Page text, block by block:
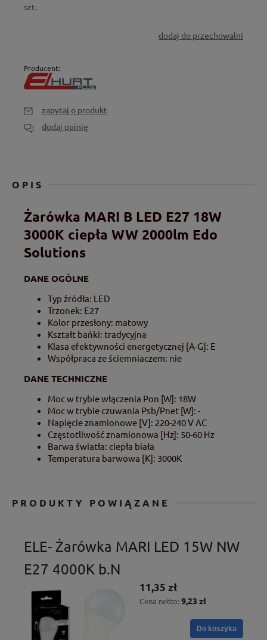
szt.
dodaj do przechowalni
Producent:
zapytaj o produkt
dodaj opinię
OPIS
Żarówka MARI B LED E27 18W
3000K ciepła WW 2000lm Edo
Solutions
DANE OGÓLNE
Typ źródła: LED
Trzonek: E27
Kolor przesłony: matowy
Kształt bańki: tradycyjna
Klasa efektywności energetycznej [A-G]: E
Współpraca ze ściemniaczem: nie
DANE TECHNICZNE
Moc w trybie włączenia Pon [W]: 18W
Moc w trybie czuwania Psb/Pnet [W]: -
Napięcie znamionowe [V]: 220-240 V AC
Częstotliwość znamionowa [Hz]: 50-60 Hz
Barwa światła: ciepła biała
Temperatura barwowa [K]: 3000K
PRODUKTY POWIĄZANE
ELE- Żarówka MARI LED 15W NW
E27 4000K b.N
11,35 zł
Cena netto: 9,23 zł
Do koszyka